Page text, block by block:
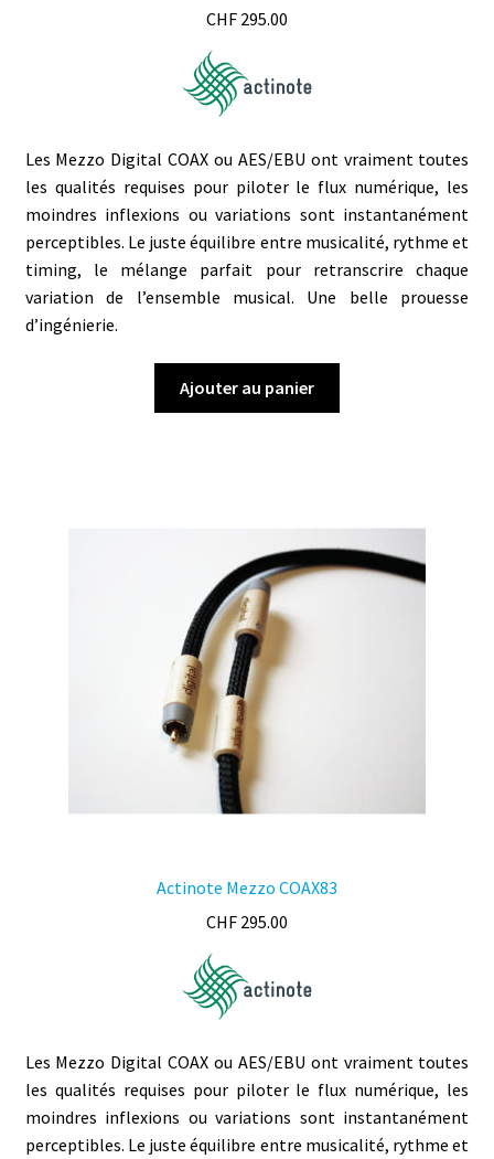
CHF 295.00
Les Mezzo Digital COAX ou AES/EBU ont vraiment toutes
les qualités requises pour piloter le flux numérique, les
moindres inflexions ou variations sont instantanément
perceptibles. Le juste équilibre entre musicalité, rythme et
timing, le mélange parfait pour retranscrire chaque
variation de l’ensemble musical. Une belle prouesse
d’ingénierie.
Ajouter au panier
Actinote Mezzo COAX83
CHF 295.00
Les Mezzo Digital COAX ou AES/EBU ont vraiment toutes
les qualités requises pour piloter le flux numérique, les
moindres inflexions ou variations sont instantanément
perceptibles. Le juste équilibre entre musicalité, rythme et